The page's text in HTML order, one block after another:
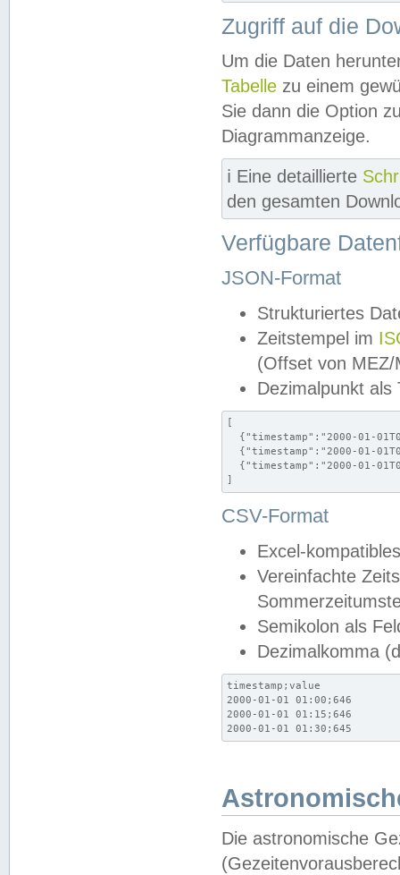
Zugriff auf die
Um die Daten
Tabelle zu einem
Sie dann die Option
Diagrammanzeige.
ℹ️ Eine detaillierte
den gesamten
Verfügbare
JSON-Format
Strukturiertes
Zeitstempel im
(Offset von MEZ/
Dezimalpunkt als
[
{"timestamp":"2000-01-
{"timestamp":"2000-01-
{"timestamp":"2000-01-
]
CSV-Format
Excel-
Vereinfachte
Semikolon als
Dezimalkomma
timestamp;value
2000-01-01 01:00;646
2000-01-01 01:15;646
2000-01-01 01:30;645
Die astronomische